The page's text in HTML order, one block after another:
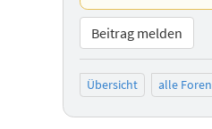
Beitrag melden
Übersicht alle Foren